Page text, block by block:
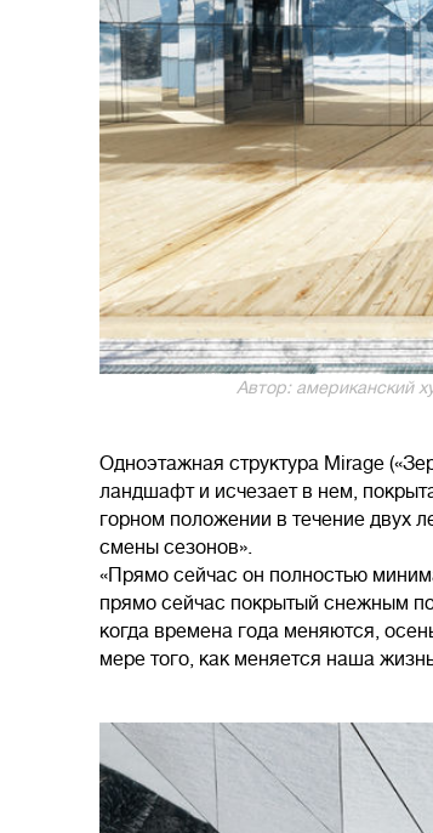
Автор: американский
Одноэтажная структура Mirage
ландшафт и исчезает в нем,
горном положении в течение двух
смены сезонов».
«Прямо сейчас он полностью
прямо сейчас покрытый снежным
когда времена года меняются,
мере того, как меняется наша